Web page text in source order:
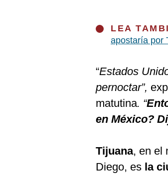
LEA
apostaría por
“Estados
pernoctar”,
matutina. “
en México?
Tijuana, en el
Diego, es la